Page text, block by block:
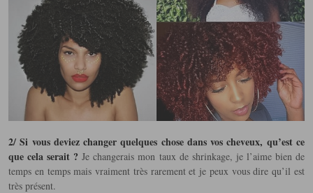
2/ Si vous deviez changer quelques chose dans vos cheveux, qu’est ce
que cela serait ? Je changerais mon taux de shrinkage, je l’aime bien de
temps en temps mais vraiment très rarement et je peux vous dire qu’il est
très présent.